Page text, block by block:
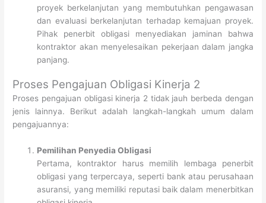
proyek berkelanjutan yang membutuhkan pengawasan
dan evaluasi berkelanjutan terhadap kemajuan proyek.
Pihak penerbit obligasi menyediakan jaminan bahwa
kontraktor akan menyelesaikan pekerjaan dalam jangka
panjang.
Proses Pengajuan Obligasi Kinerja 2
Proses pengajuan obligasi kinerja 2 tidak jauh berbeda dengan
jenis lainnya. Berikut adalah langkah-langkah umum dalam
pengajuannya:
Pemilihan Penyedia Obligasi
Pertama, kontraktor harus memilih lembaga penerbit
obligasi yang terpercaya, seperti bank atau perusahaan
asuransi, yang memiliki reputasi baik dalam menerbitkan